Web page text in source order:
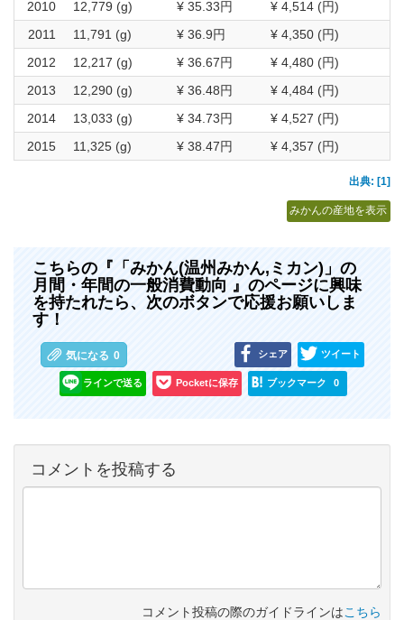
2010 12,779 (g) ¥ 35.33円
¥ 4,514 (円)
2011
11,791 (g) ¥ 36.9円
¥ 4,350 (円)
2012
12,217 (g) ¥ 36.67円
¥ 4,480 (円)
2013
12,290 (g) ¥ 36.48円
¥ 4,484 (円)
2014
13,033 (g) ¥ 34.73円
¥ 4,527 (円)
2015
11,325 (g) ¥ 38.47円 ¥ 4,357 (円)
出典: [1]
みかんの産地を表示
こちらの『「みかん(温州みかん,ミカン)」の
月間・年間の一般消費動向 』のページに興味
を持たれたら、次のボタンで応援お願いしま
す！
気になる 0 シェア ツイート
ラインで送る Pocketに保存 ブックマーク 0
コメントを投稿する
コメント投稿の際のガイドラインはこちら